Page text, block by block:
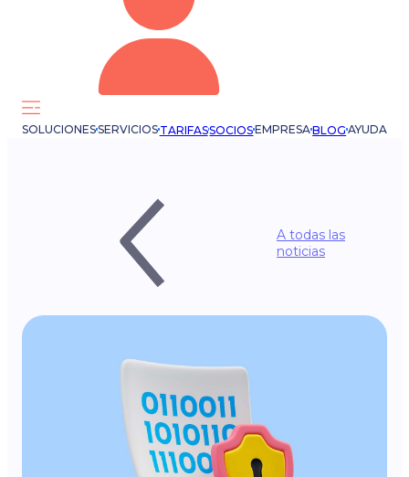
SOLUCIONESSERVICIOSTARIFASSOCIOSEMPRESABLOGAYUDA
A todas las
noticias